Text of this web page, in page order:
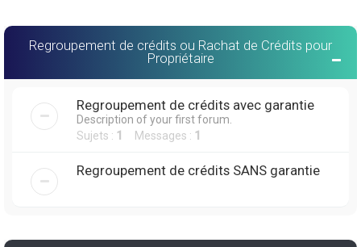
Regroupement de crédits ou Rachat de Crédits pour
Propriétaire
Regroupement de crédits avec garantie
Description of your first forum.
Sujets : 1 Messages : 1
Regroupement de crédits SANS garantie